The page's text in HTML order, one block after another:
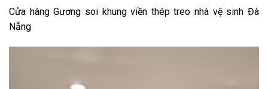
Cửa hàng Gương soi khung viền thép treo nhà vệ sinh Đà
Nẵng